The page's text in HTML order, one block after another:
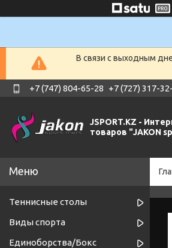
В связи с выходным
+7 (747) 804-65-28 +7 (727) 317-
JSPORT.KZ -
товаров "JAKON
Теннисные столы
Виды спорта
Единоборства/Бокс